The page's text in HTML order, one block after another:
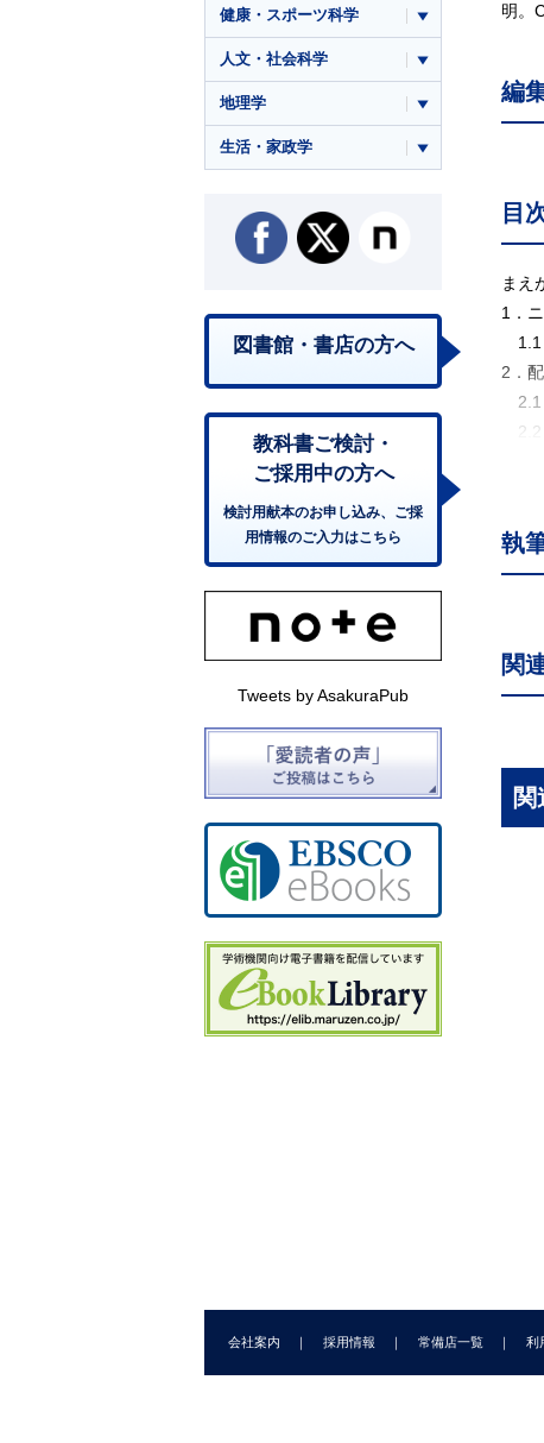
明。
編
目
まえ
1．
1.1
2．
2.1
2.2
3.3
3.4
3.7
4．
5.1
5.3
6．
6.1
6.2
6.3
7．
7.1
7.2
7.5
8.1
8.5
8.7
執
関
健康・スポーツ科学
人文・社会科学
地理学
生活・家政学
図書館・書店の方へ
教科書ご検討・
ご採用中の方へ
検討用献本のお申し込み、ご採
用情報のご入力はこちら
Tweets by AsakuraPub
会社案内 採用情報 常備店一覧 利